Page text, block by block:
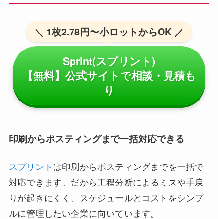
＼ 1枚2.78円〜小ロットからOK ／
Sprint(スプリント)
【無料】公式サイトで相談・見積も
り
印刷からポスティングまで一括対応できる
スプリント は印刷からポスティングまでを一括で
対応できます。だから工程分断によるミスや手戻
りが起きにくく、スケジュールとコストをシンプ
ルに管理したい企業に向いています。